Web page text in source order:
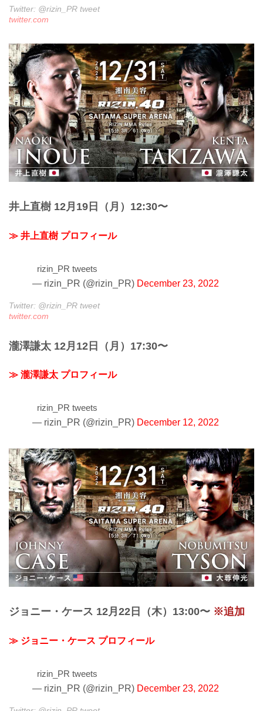
Twitter: @rizin_PR tweet
twitter.com
井上直樹 12月19日（月）12:30〜
≫ 井上直樹 プロフィール
rizin_PR tweets
— rizin_PR (@rizin_PR) December 23, 2022
Twitter: @rizin_PR tweet
twitter.com
瀧澤謙太 12月12日（月）17:30〜
≫ 瀧澤謙太 プロフィール
rizin_PR tweets
— rizin_PR (@rizin_PR) December 12, 2022
ジョニー・ケース 12月22日（木）13:00〜 ※追加
≫ ジョニー・ケース プロフィール
rizin_PR tweets
— rizin_PR (@rizin_PR) December 23, 2022